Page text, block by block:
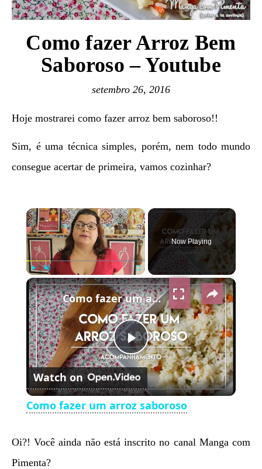
Como fazer Arroz Bem
Saboroso – Youtube
setembro 26, 2016
Hoje mostrarei como fazer arroz bem saboroso!!
Sim, é uma técnica simples, porém, nem todo mundo
consegue acertar de primeira, vamos cozinhar?
×
Play Unmute Fullscreen
Now Playing
×
Play
Video
Como fazer um arroz saboroso
Watch on
Como fazer um arroz saboroso
Oi?! Você ainda não está inscrito no canal Manga com
Pimenta?